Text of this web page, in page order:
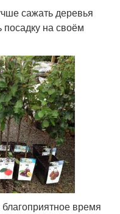
сажать деревья
посадку на своём
время